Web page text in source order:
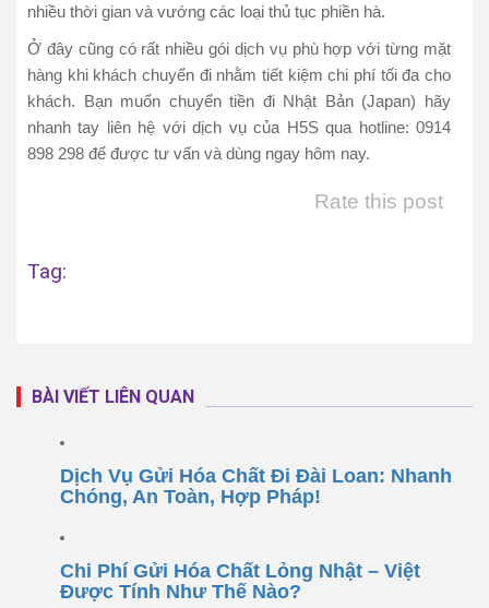
nhiều thời gian và vướng các loại thủ tục phiền hà.
Ở đây cũng có rất nhiều gói dịch vụ phù hợp với từng mặt
hàng khi khách chuyển đi nhằm tiết kiệm chi phí tối đa cho
khách. Bạn muốn chuyển tiền đi Nhật Bản (Japan) hãy
nhanh tay liên hệ với dịch vụ của H5S qua hotline: 0914
898 298 để được tư vấn và dùng ngay hôm nay.
Rate this post
Tag:
BÀI VIẾT LIÊN QUAN
Dịch Vụ Gửi Hóa Chất Đi Đài Loan: Nhanh
Chóng, An Toàn, Hợp Pháp!
Chi Phí Gửi Hóa Chất Lỏng Nhật – Việt
Được Tính Như Thế Nào?